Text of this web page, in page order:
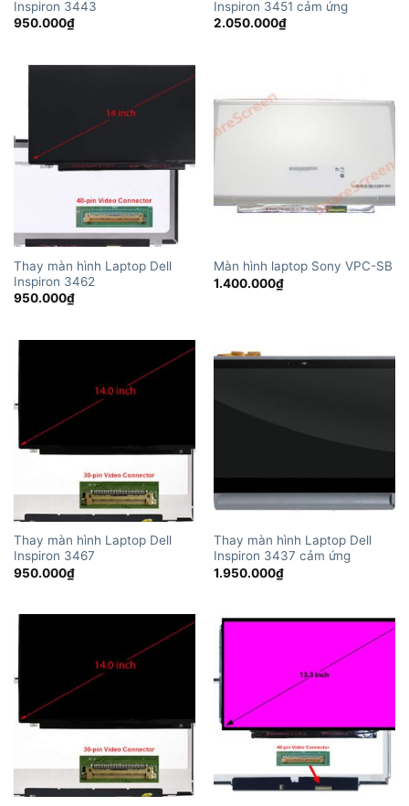
Inspiron 3443
950.000₫
Inspiron 3451 cảm ứng
2.050.000₫
Thay màn hình Laptop Dell
Inspiron 3462
950.000₫
Màn hình laptop Sony VPC-SB
1.400.000₫
Thay màn hình Laptop Dell
Inspiron 3467
950.000₫
Thay màn hình Laptop Dell
Inspiron 3437 cảm ứng
1.950.000₫